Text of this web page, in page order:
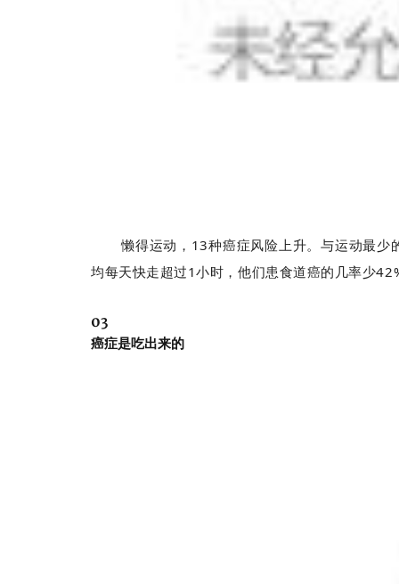
懒得运动，13种癌症风险上升。与运动最
均每天快走超过1小时，他们患食道癌的几率少
03
癌症是吃出来的